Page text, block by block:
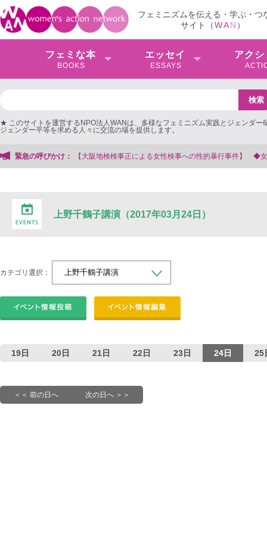
フェミニズムを伝える・学ぶ・つ
サイト（WAN ）
フェミな本
BOOKS
エッセイ
ESSAYS
アクシ
★ このサイトを運営するNPO法人WANは、多様なフェミニズム実践とジェンダー
ジェンダー平等を求める人々に交流の場を提供します。
緊急の呼びかけ：
よる女性検事への性的暴行事件】 ◆女性検事を支援する会事務局
上野千鶴子講演（2017年03月24日）
カテゴリ選択：
19日 20日 21日 22日 23日 24日 25
＜＜ 前の日へ 次の日へ ＞＞